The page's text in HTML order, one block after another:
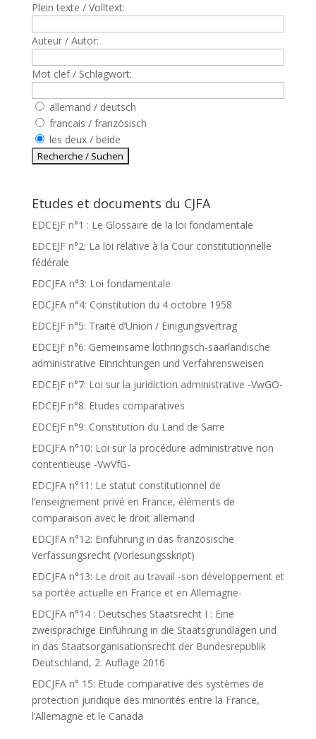
Plein texte / Volltext:
Auteur / Autor:
Mot clef / Schlagwort:
allemand / deutsch
francais / französisch
les deux / beide
Etudes et documents du CJFA
EDCEJF n°1 : Le Glossaire de la loi fondamentale
EDCEJF n°2: La loi relative à la Cour constitutionnelle
fédérale
EDCJFA n°3: Loi fondamentale
EDCJFA n°4: Constitution du 4 octobre 1958
EDCEJF n°5: Traité d’Union / Einigungsvertrag
EDCEJF n°6: Gemeinsame lothringisch-saarländische
administrative Einrichtungen und Verfahrensweisen
EDCEJF n°7: Loi sur la juridiction administrative -VwGO-
EDCEJF n°8: Etudes comparatives
EDCEJF n°9: Constitution du Land de Sarre
EDCJFA n°10: Loi sur la procédure administrative non
contentieuse -VwVfG-
EDCJFA n°11: Le statut constitutionnel de
l’enseignement privé en France, éléments de
comparaison avec le droit allemand
EDCJFA n°12: Einführung in das französische
Verfassungsrecht (Vorlesungsskript)
EDCJFA n°13: Le droit au travail -son développement et
sa portée actuelle en France et en Allemagne-
EDCJFA n°14 : Deutsches Staatsrecht I : Eine
zweisprachige Einführung in die Staatsgrundlagen und
in das Staatsorganisationsrecht der Bundesrepublik
Deutschland, 2. Auflage 2016
EDCJFA n° 15: Etude comparative des systèmes de
protection juridique des minorités entre la France,
l’Allemagne et le Canada